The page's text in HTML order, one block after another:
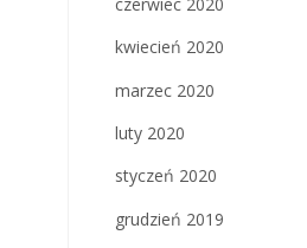
kwiecień 2020
marzec 2020
luty 2020
styczeń 2020
grudzień 2019